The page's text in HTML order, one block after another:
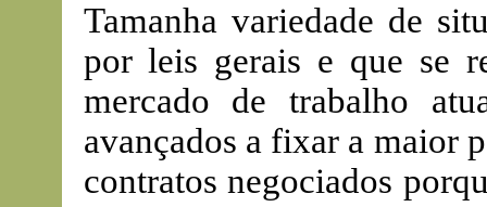
Tamanha variedade de
por leis gerais e que se
mercado de trabalho
avançados a fixar a maior
contratos negociados